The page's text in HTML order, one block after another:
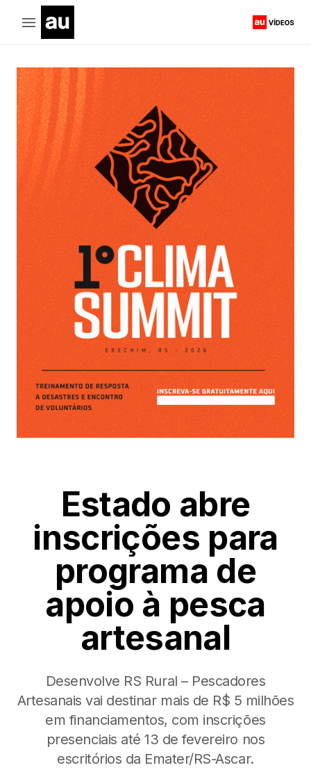
Estado abre
inscrições para
programa de
apoio à pesca
artesanal
Desenvolve RS Rural – Pescadores
Artesanais vai destinar mais de R$ 5 milhões
em financiamentos, com inscrições
presenciais até 13 de fevereiro nos
escritórios da Emater/RS-Ascar.